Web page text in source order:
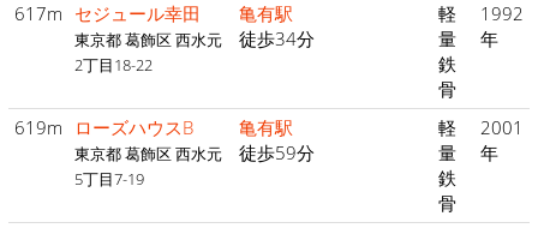
617m セジュール幸田
東京都 葛飾区 西水元
2丁目18-22
亀有駅
徒歩34分
軽
量
鉄
骨
1992
年
619m ローズハウスB
東京都 葛飾区 西水元
5丁目7-19
亀有駅
徒歩59分
軽
量
鉄
骨
2001
年